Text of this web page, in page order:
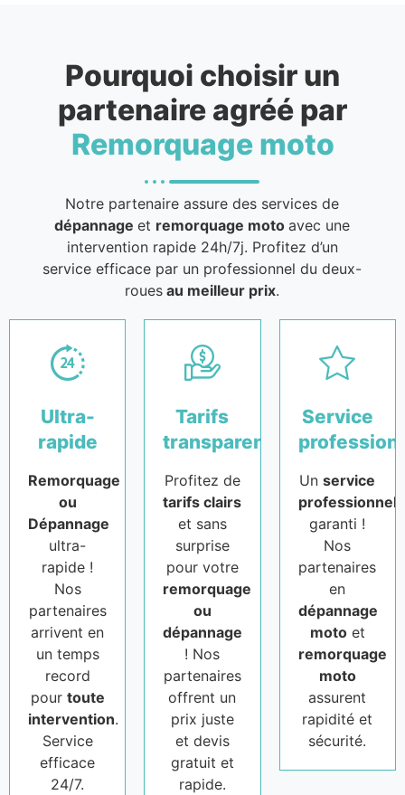
Pourquoi choisir un
partenaire agréé par
Remorquage moto
Notre partenaire assure des services de
dépannageet remorquage motoavec une
intervention rapide 24h/7j. Profitez d’un
service efficace par un professionnel du deux-
roues au meilleur prix.
Ultra-
rapide
Remorquage
ou
Dépannage
ultra-
rapide !
Nos
partenaires
arrivent en
un temps
record
pour toute
intervention.
Service
efficace
24/7.
Tarifs
transparents
Profitez de
tarifs clairs
et sans
surprise
pour votre
remorquage
ou
dépannage
! Nos
partenaires
offrent un
prix juste
et devis
gratuit et
rapide.
Service
Unservice
professionnel
garanti !
Nos
partenaires
en
dépannage
motoet
remorquage
moto
assurent
rapidité et
sécurité.